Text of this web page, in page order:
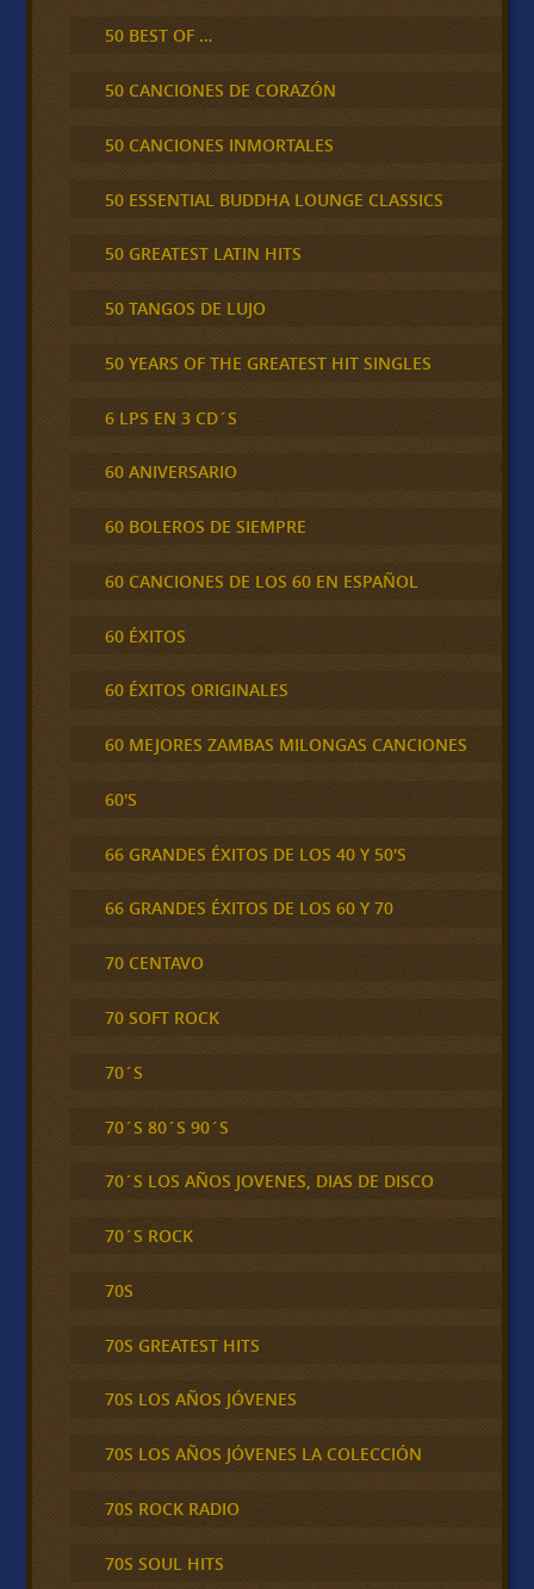
50 BEST OF …
50 CANCIONES DE CORAZÓN
50 CANCIONES INMORTALES
50 ESSENTIAL BUDDHA LOUNGE CLASSICS
50 GREATEST LATIN HITS
50 TANGOS DE LUJO
50 YEARS OF THE GREATEST HIT SINGLES
6 LPS EN 3 CD´S
60 ANIVERSARIO
60 BOLEROS DE SIEMPRE
60 CANCIONES DE LOS 60 EN ESPAÑOL
60 ÉXITOS
60 ÉXITOS ORIGINALES
60 MEJORES ZAMBAS MILONGAS CANCIONES
60'S
66 GRANDES ÉXITOS DE LOS 40 Y 50'S
66 GRANDES ÉXITOS DE LOS 60 Y 70
70 CENTAVO
70 SOFT ROCK
70´S
70´S 80´S 90´S
70´S LOS AÑOS JOVENES, DIAS DE DISCO
70´S ROCK
70S
70S GREATEST HITS
70S LOS AÑOS JÓVENES
70S LOS AÑOS JÓVENES LA COLECCIÓN
70S ROCK RADIO
70S SOUL HITS